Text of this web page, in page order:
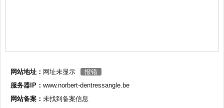
网站地址： 网址未显示
报错
服务器IP： www.norbert-dentressangle.be
网站备案： 未找到备案信息